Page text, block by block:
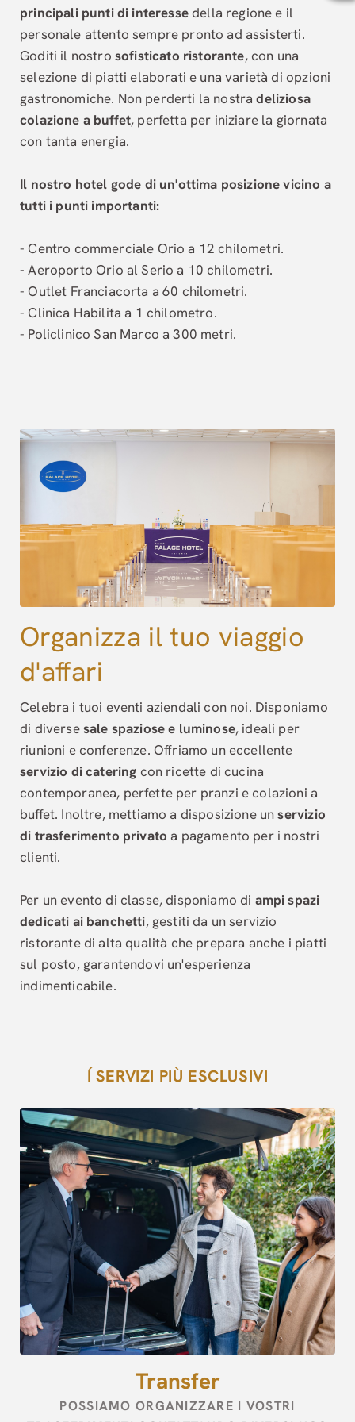
Hotel Palace Zingonia dispone di un ampio parcheggio esterno
La mobilità e l'assistenza al cliente sono completate da:
Connessione Wi-Fi gratuita: Disponibile in tutta la struttura, dalle
Deposito bagagli: Un servizio pratico per chi desidera esplorare i
Accoglienza multilingue: Il personale dell'Hotel Palace Zingonia
Pet Friendly:La struttura accetta animali domestici, permettendo di
Quanto dista l'Hotel Palace Zingonia dall'aeroporto?
L'Hotel Palace Zingonia si trova in una posizione strategica vicino
L'hotel è adatto per soggiorni di lavoro e meeting aziendali?
Sì, l'Hotel Palace Zingonia è ideale per lavoro grazie alla presenza
È presente un ristorante interno presso la struttura?
L'Hotel Palace Zingonia dista appena 300 metri dal Policlinico San
La palestra dell'hotel ha orari di apertura limitati?
No, la palestra dell'Hotel Palace Zingonia è completamente
Quali sono le opzioni di parcheggio disponibili?
Sì, l'Hotel Palace Zingonia serve ogni mattina una deliziosa
principali punti di interessedella regione e il
personale attento sempre pronto ad assisterti.
Goditi il nostro sofisticato ristorante, con una
selezione di piatti elaborati e una varietà di opzioni
gastronomiche. Non perderti la nostradeliziosa
colazione a buffet, perfetta per iniziare la giornata
con tanta energia.
Il nostro hotel gode di un'ottima posizione vicino a
tutti i punti importanti:
- Centro commerciale Orio a 12 chilometri.
- Aeroporto Orio al Serio a 10 chilometri.
- Outlet Franciacorta a 60 chilometri.
- Clinica Habilita a 1 chilometro.
- Policlinico San Marco a 300 metri.
Organizza il tuo viaggio
d'affari
Celebra i tuoi eventi aziendali con noi. Disponiamo
di diversesale spaziose e luminose, ideali per
riunioni e conferenze. Offriamo un eccellente
servizio di catering con ricette di cucina
contemporanea, perfette per pranzi e colazioni a
buffet. Inoltre, mettiamo a disposizione unservizio
di trasferimento privato a pagamento per i nostri
clienti.
Per un evento di classe, disponiamo di ampi spazi
dedicati ai banchetti, gestiti da un servizio
ristorante di alta qualità che prepara anche i piatti
sul posto, garantendovi un'esperienza
indimenticabile.
Í SERVIZI PIÙ ESCLUSIVI
[{"url":"https:\/\/synergy.booking-
channel.com\/api\/hotels\/2973\/medias\/77#Hotel Palace
Zingonia_Verdellino_Transfer","name":""}]
Transfer
POSSIAMO ORGANIZZARE I VOSTRI